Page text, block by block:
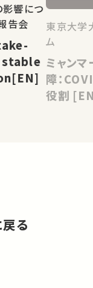
響につ
告会
東京大学
ム
ミャン
障：
役割
る